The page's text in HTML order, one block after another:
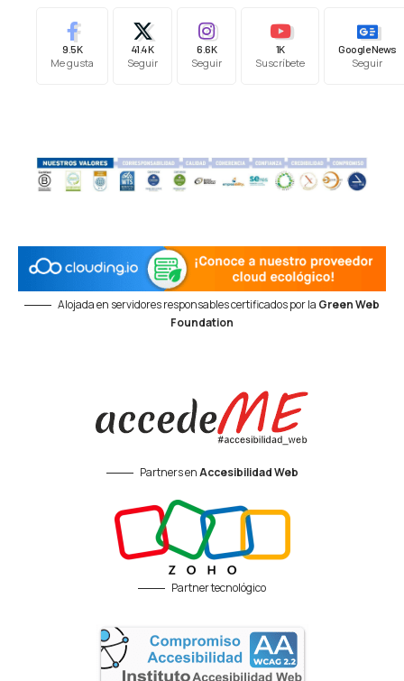
9.5K
Me gusta
41.4K
Seguir
6.6K
Seguir
1K
Suscríbete
Google News
Seguir
Alojada en servidores responsables certificados por la Green Web
Foundation
Partners enAccesibilidad Web
Partner tecnológico